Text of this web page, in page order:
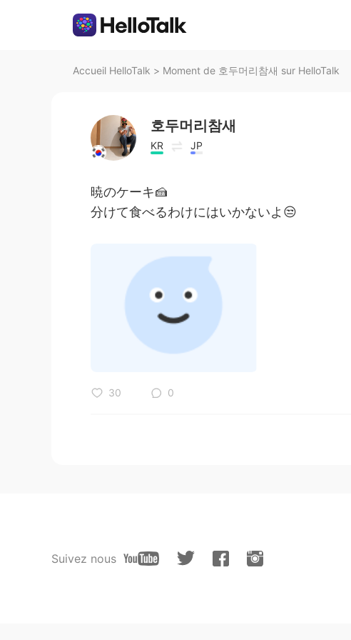
Accueil HelloTalk > Moment de 호두머리참새 sur HelloTalk
호두머리참새
KR JP
暁のケーキ🍰
分けて食べるわけにはいかないよ😒
30 0
Suivez nous